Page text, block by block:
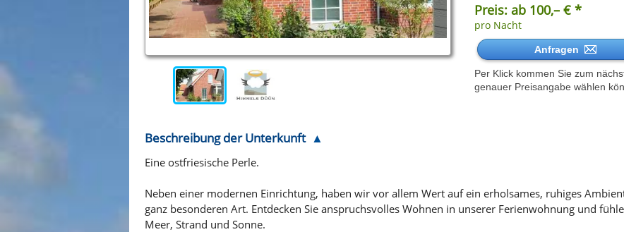
Preis: ab 100,– € *
pro Nacht
Anfragen
Per Klick kommen Sie zum
genauer Preisangabe wählen
Beschreibung der Unterkunft
Eine ostfriesische Perle.
Neben einer modernen Einrichtung, haben wir vor allem Wert auf ein erholsames, ruhiges
ganz besonderen Art. Entdecken Sie anspruchsvolles Wohnen in unserer Ferienwohnung und
Meer, Strand und Sonne.